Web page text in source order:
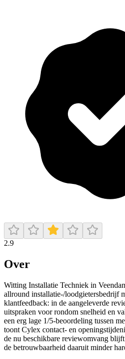
2.9
Over
Witting Installatie Techniek in
allround installatie-/loodgietersbedrijf
klantfeedback: in de aangeleverde
uitspraken voor rondom snelheid en
een erg lage 1/5-beoordeling tussen
toont Cylex contact- en
de nu beschikbare reviewomvang
de betrouwbaarheid daaruit minder